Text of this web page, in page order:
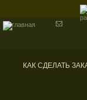
КАК СДЕЛАТЬ